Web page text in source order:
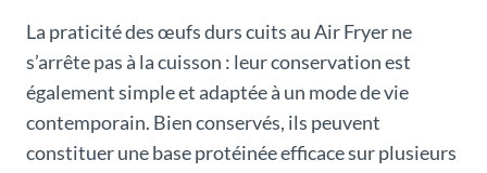
La praticité des œufs durs cuits au Air Fryer ne
s’arrête pas à la cuisson : leur conservation est
également simple et adaptée à un mode de vie
contemporain. Bien conservés, ils peuvent
constituer une base protéinée efficace sur plusieurs